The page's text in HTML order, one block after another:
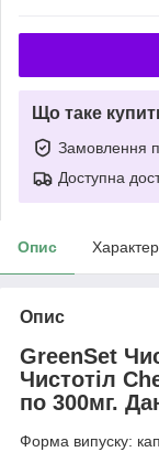
Що таке
Замовлення
Доступна
Опис
Опис
GreenSet
Чистотіл
по 300мг.
Форма випуску: